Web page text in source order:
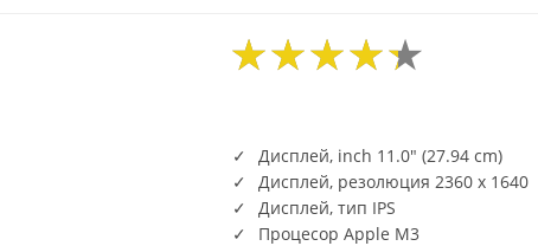
Дисплей, inch 11.0" (27.94 cm)
Дисплей, резолюция 2360 x 1640
Дисплей, тип IPS
Процесор Apple M3